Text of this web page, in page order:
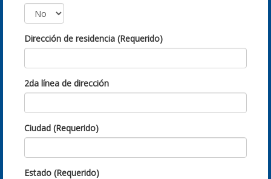
Dirección de residencia (Requerido)
2da línea de dirección
Ciudad (Requerido)
Estado (Requerido)